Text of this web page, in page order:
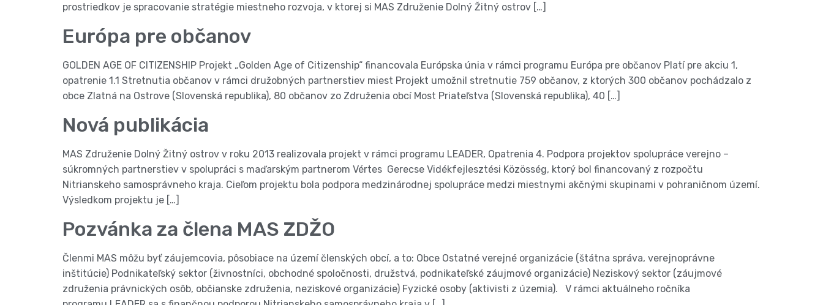
prostriedkov je spracovanie stratégie miestneho rozvoja, v ktorej si MAS Združenie Dolný Žitný ostrov […]
Európa pre občanov
GOLDEN AGE OF CITIZENSHIP Projekt „Golden Age of Citizenship“ financovala Európska únia v rámci programu Európa pre občanov Platí pre akciu 1,
opatrenie 1.1 Stretnutia občanov v rámci družobných partnerstiev miest Projekt umožnil stretnutie 759 občanov, z ktorých 300 občanov pochádzalo z
obce Zlatná na Ostrove (Slovenská republika), 80 občanov zo Združenia obcí Most Priateľstva (Slovenská republika), 40 […]
Nová publikácia
MAS Združenie Dolný Žitný ostrov v roku 2013 realizovala projekt v rámci programu LEADER, Opatrenia 4. Podpora projektov spolupráce verejno –
súkromných partnerstiev v spolupráci s maďarským partnerom Vértes  Gerecse Vidékfejlesztési Közösség, ktorý bol financovaný z rozpočtu
Nitrianskeho samosprávneho kraja. Cieľom projektu bola podpora medzinárodnej spolupráce medzi miestnymi akčnými skupinami v pohraničnom území.
Výsledkom projektu je […]
Pozvánka za člena MAS ZDŽO
Členmi MAS môžu byť záujemcovia, pôsobiace na území členských obcí, a to: Obce Ostatné verejné organizácie (štátna správa, verejnoprávne
inštitúcie) Podnikateľský sektor (živnostníci, obchodné spoločnosti, družstvá, podnikateľské záujmové organizácie) Neziskový sektor (záujmové
združenia právnických osôb, občianske združenia, neziskové organizácie) Fyzické osoby (aktivisti z územia). V rámci aktuálneho ročníka